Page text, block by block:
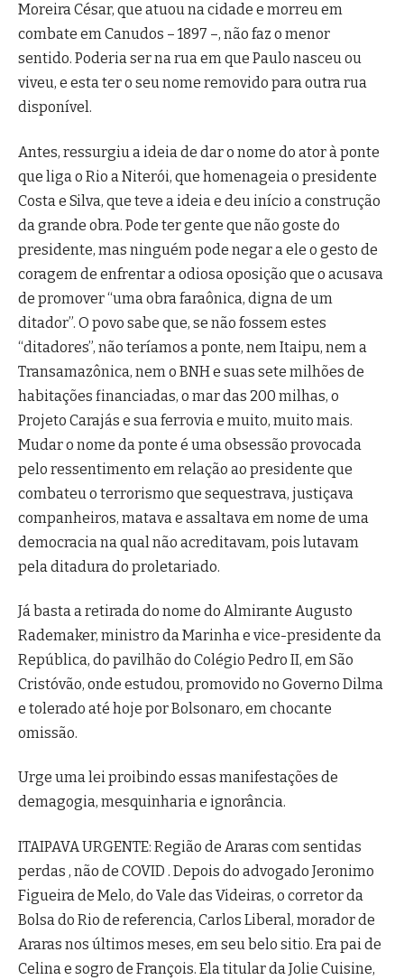
Moreira César, que atuou na cidade e morreu em
combate em Canudos – 1897 –, não faz o menor
sentido. Poderia ser na rua em que Paulo nasceu ou
viveu, e esta ter o seu nome removido para outra rua
disponível.
Antes, ressurgiu a ideia de dar o nome do ator à ponte
que liga o Rio a Niterói, que homenageia o presidente
Costa e Silva, que teve a ideia e deu início a construção
da grande obra. Pode ter gente que não goste do
presidente, mas ninguém pode negar a ele o gesto de
coragem de enfrentar a odiosa oposição que o acusava
de promover “uma obra faraônica, digna de um
ditador”. O povo sabe que, se não fossem estes
“ditadores”, não teríamos a ponte, nem Itaipu, nem a
Transamazônica, nem o BNH e suas sete milhões de
habitações financiadas, o mar das 200 milhas, o
Projeto Carajás e sua ferrovia e muito, muito mais.
Mudar o nome da ponte é uma obsessão provocada
pelo ressentimento em relação ao presidente que
combateu o terrorismo que sequestrava, justiçava
companheiros, matava e assaltava em nome de uma
democracia na qual não acreditavam, pois lutavam
pela ditadura do proletariado.
Já basta a retirada do nome do Almirante Augusto
Rademaker, ministro da Marinha e vice-presidente da
República, do pavilhão do Colégio Pedro II, em São
Cristóvão, onde estudou, promovido no Governo Dilma
e tolerado até hoje por Bolsonaro, em chocante
omissão.
Urge uma lei proibindo essas manifestações de
demagogia, mesquinharia e ignorância.
ITAIPAVA URGENTE: Região de Araras com sentidas
perdas , não de COVID . Depois do advogado Jeronimo
Figueira de Melo, do Vale das Videiras, o corretor da
Bolsa do Rio de referencia, Carlos Liberal, morador de
Araras nos últimos meses, em seu belo sitio. Era pai de
Celina e sogro de François. Ela titular da Jolie Cuisine,